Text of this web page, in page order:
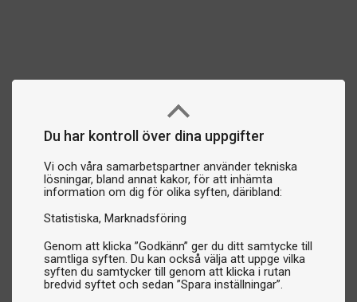
Du har kontroll över dina uppgifter
Vi och våra samarbetspartner använder tekniska
lösningar, bland annat kakor, för att inhämta
information om dig för olika syften, däribland:
Statistiska Marknadsföring
Genom att klicka ”Godkänn” ger du ditt samtycke till
samtliga syften. Du kan också välja att uppge vilka
syften du samtycker till genom att klicka i rutan
bredvid syftet och sedan ”Spara inställningar”.